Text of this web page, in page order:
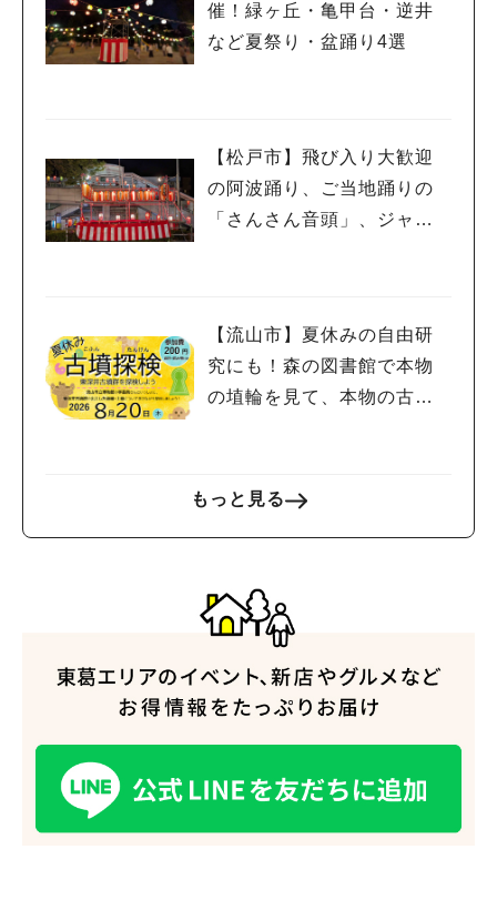
催！緑ヶ丘・亀甲台・逆井
など夏祭り・盆踊り4選
【松戸市】飛び入り大歓迎
の阿波踊り、ご当地踊りの
「さんさん音頭」、ジャ
【流山市】夏休みの自由研
究にも！森の図書館で本物
の埴輪を見て、本物の古墳
もっと見る